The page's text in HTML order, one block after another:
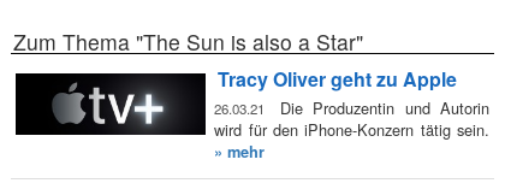
Zum Thema "The Sun is also a Star"
Tracy Oliver geht zu Apple
26.03.21
Die Produzentin und Autorin
wird für den iPhone-Konzern tätig sein.
» mehr